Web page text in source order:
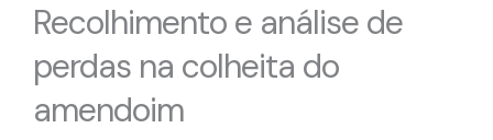
Recolhimento e análise de
perdas na colheita do
amendoim